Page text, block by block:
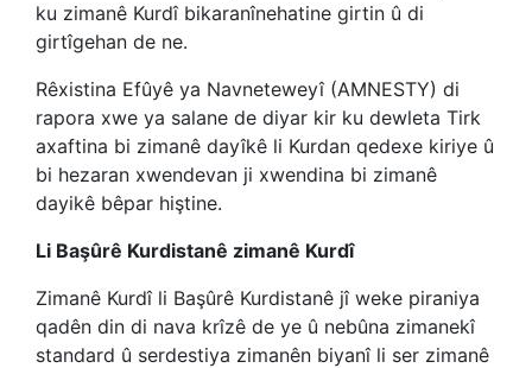
ku zimanê Kurdî bikaranînehatine girtin û di
girtîgehan de ne.
Rêxistina Efûyê ya Navneteweyî (AMNESTY) di
rapora xwe ya salane de diyar kir ku dewleta Tirk
axaftina bi zimanê dayîkê li Kurdan qedexe kiriye û
bi hezaran xwendevan ji xwendina bi zimanê
dayikê bêpar hiştine.
Li Başûrê Kurdistanê zimanê Kurdî
Zimanê Kurdî li Başûrê Kurdistanê jî weke piraniya
qadên din di nava krîzê de ye û nebûna zimanekî
standard û serdestiya zimanên biyanî li ser zimanê